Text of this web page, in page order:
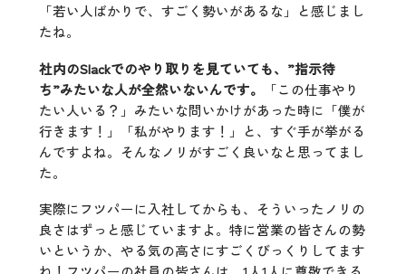
「若い人ばかりで、すごく勢いがあるな」と感じまし
たね。
社内のSlackでのやり取りを見ていても、”指示待
ち”みたいな人が全然いないんです。
「この仕事やり
たい人いる？」みたいな問いかけがあった時に「僕が
行きます！」「私がやります！」と、すぐ手が挙がる
んですよね。そんなノリがすごく良いなと思ってまし
た。
実際にフツパーに入社してからも、そういったノリの
良さはずっと感じていますよ。特に営業の皆さんの勢
いというか、やる気の高さにすごくびっくりしてます